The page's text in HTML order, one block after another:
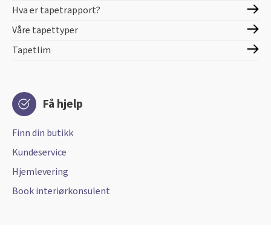
Hva er tapetrapport?
Våre tapettyper
Tapetlim
Få hjelp
Finn din butikk
Kundeservice
Hjemlevering
Book interiørkonsulent